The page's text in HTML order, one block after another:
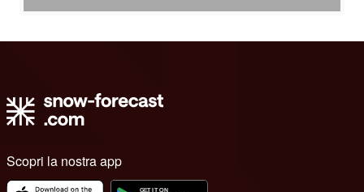
Scopri la nostra app